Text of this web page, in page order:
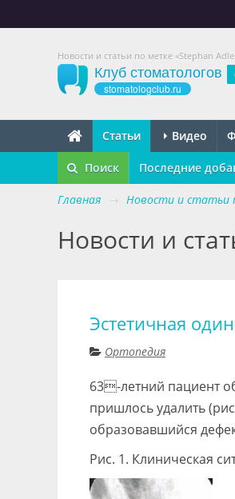
Новости и статьи по метке «Stephan
Клуб стоматологов
stomatologclub.ru
Статьи Видео
Поиск Последние
Главная → Новости и статьи
Новости и
Эстетичная
Ортопедия
63-летний пациент
пришлось удалить
образовавшийся
Рис. 1. Клиническая